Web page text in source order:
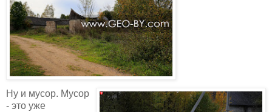
Ну и мусор. Мусор
- это уже